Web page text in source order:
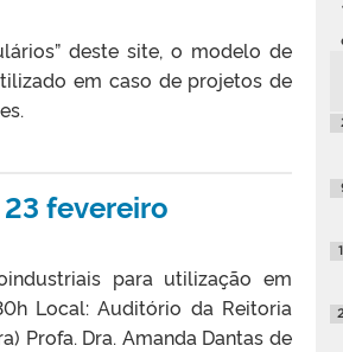
deste site, o modelo de
em caso de projetos de
fevereiro
para utilização em
Local: Auditório da Reitoria
Profa. Dra. Amanda Dantas de